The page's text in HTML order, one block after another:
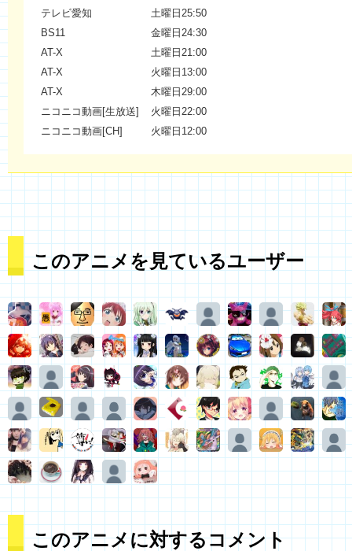
テレビ愛知
土曜日25:50
BS11
金曜日24:30
AT-X
土曜日21:00
AT-X
火曜日13:00
AT-X
木曜日29:00
ニコニコ動画[生放送]
火曜日22:00
ニコニコ動画[CH]
火曜日12:00
このアニメを見ているユーザー
このアニメに対するコメント